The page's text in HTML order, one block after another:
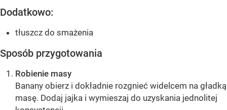
Dodatkowo:
tłuszcz do smażenia
Sposób przygotowania
Robienie masy
Banany obierz i dokładnie rozgnieć widelcem na gładką
masę. Dodaj jajka i wymieszaj do uzyskania jednolitej